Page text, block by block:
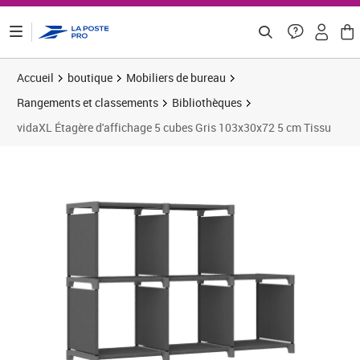
Accueil boutique
Mobiliers de bureau
Rangements et classements
Bibliothèques
vidaXL Étagère d'affichage 5 cubes Gris 103x30x72 5 cm Tissu